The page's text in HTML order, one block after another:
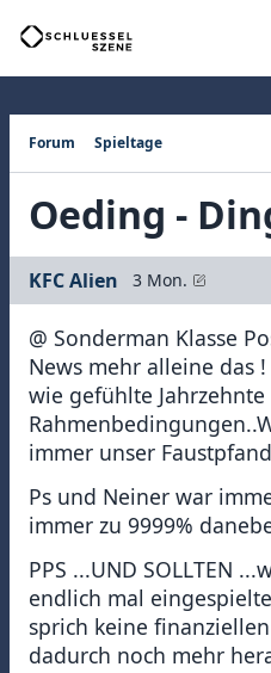
Forum Spieltage
Oeding -
KFC Alien 3 Mon.
@ Sonderman Klasse
News mehr alleine das
wie gefühlte
immer unser
Ps und Neiner war
immer zu 9999%
PPS ...UND SOLLTEN
endlich mal
sprich keine
dadurch noch mehr